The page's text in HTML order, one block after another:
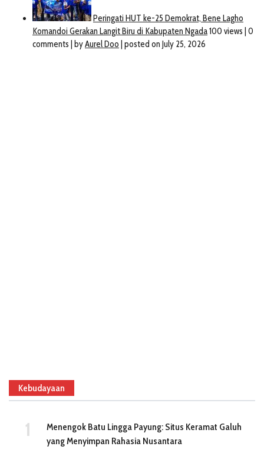
Kebudayaan
Menengok Batu Lingga Payung: Situs Keramat Galuh
yang Menyimpan Rahasia Nusantara